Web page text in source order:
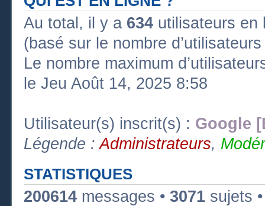
Au total, il y a 634 utilisateurs en
(basé sur le nombre
Le nombre maximum
le Jeu Août 14, 2025 8:58
Utilisateur(s) inscrit(s) : Google
Légende :Administrateurs,
STATISTIQUES
200614 messages • 3071 sujets